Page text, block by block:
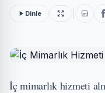
Dinle
İç mimarlık hizmeti